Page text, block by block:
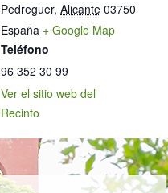
Pedreguer, Alicante 03750
España + Google Map
Teléfono
96 352 30 99
Ver el sitio web del
Recinto